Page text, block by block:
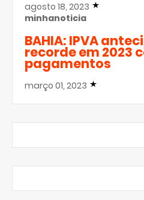
agosto 18, 2023
minhanoticia
BAHIA: IPVA
recorde em 2023
pagamentos
março 01, 2023